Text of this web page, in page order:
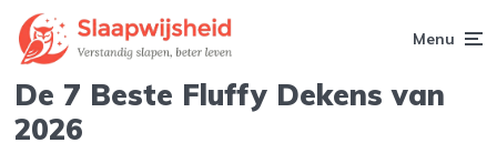
Menu
De 7 Beste Fluffy Dekens van
2026